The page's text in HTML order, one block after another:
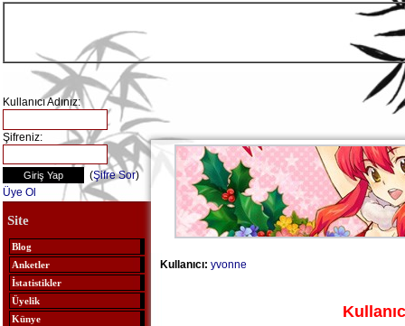
Kullanıcı Adınız:
Şifreniz:
(Şifre Sor)
Üye Ol
Site
Blog
Anketler
İstatistikler
Üyelik
Künye
Kullanıcı: yvonne